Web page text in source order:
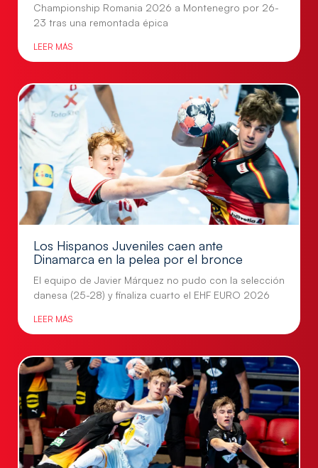
Championship Romania 2026 a Montenegro por 26-
23 tras una remontada épica
LEER MÁS
Los Hispanos Juveniles caen ante
Dinamarca en la pelea por el bronce
El equipo de Javier Márquez no pudo con la selección
danesa (25-28) y finaliza cuarto el EHF EURO 2026
LEER MÁS